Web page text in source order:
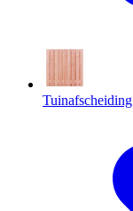
Tuinafscheiding